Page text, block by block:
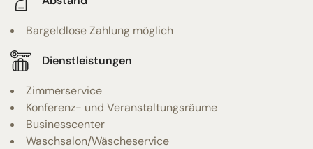
Bargeldlose Zahlung möglich
Dienstleistungen
Zimmerservice
Konferenz- und Veranstaltungsräume
Businesscenter
Waschsalon/Wäscheservice